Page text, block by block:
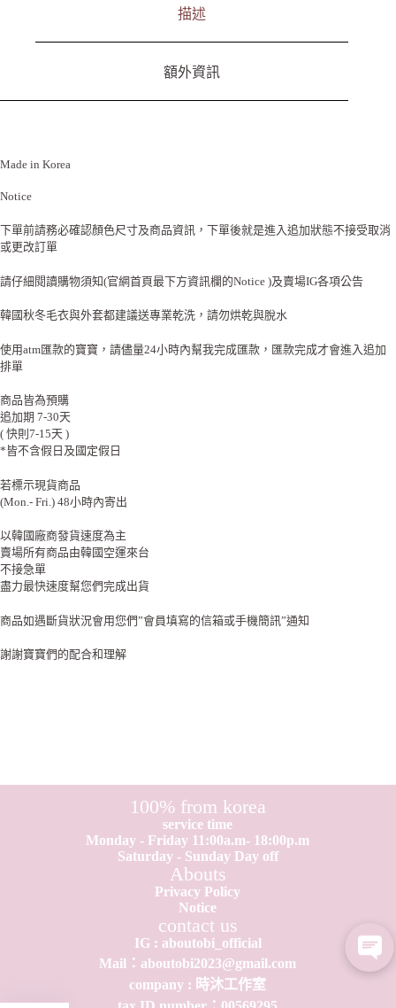
描述
額外資訊
Made in Korea
Notice
下單前請務必確認顏色尺寸及商品資訊，下單後就是進入追加狀態不接受取消
或更改訂單
請仔細閱讀購物須知(官網首頁最下方資訊欄的Notice )及賣場IG各項公告
韓國秋冬毛衣與外套都建議送專業乾洗，請勿烘乾與脫水
使用atm匯款的寶寶，請儘量24小時內幫我完成匯款，匯款完成才會進入追加
排單
商品皆為預購
追加期 7-30天
( 快則7-15天 )
*皆不含假日及國定假日
若標示現貨商品
(Mon.- Fri.) 48小時內寄出
以韓國廠商發貨速度為主
賣場所有商品由韓國空運來台
不接急單
盡力最快速度幫您們完成出貨
商品如遇斷貨狀況會用您們”會員填寫的信箱或手機簡訊”通知
謝謝寶寶們的配合和理解
100% from korea
service time
Monday - Friday 11:00a.m- 18:00p.m
Saturday - Sunday Day off
Abouts
Privacy Policy
Notice
contact us
IG : aboutobi_official
Mail：aboutobi2023@gmail.com
company : 時沐工作室